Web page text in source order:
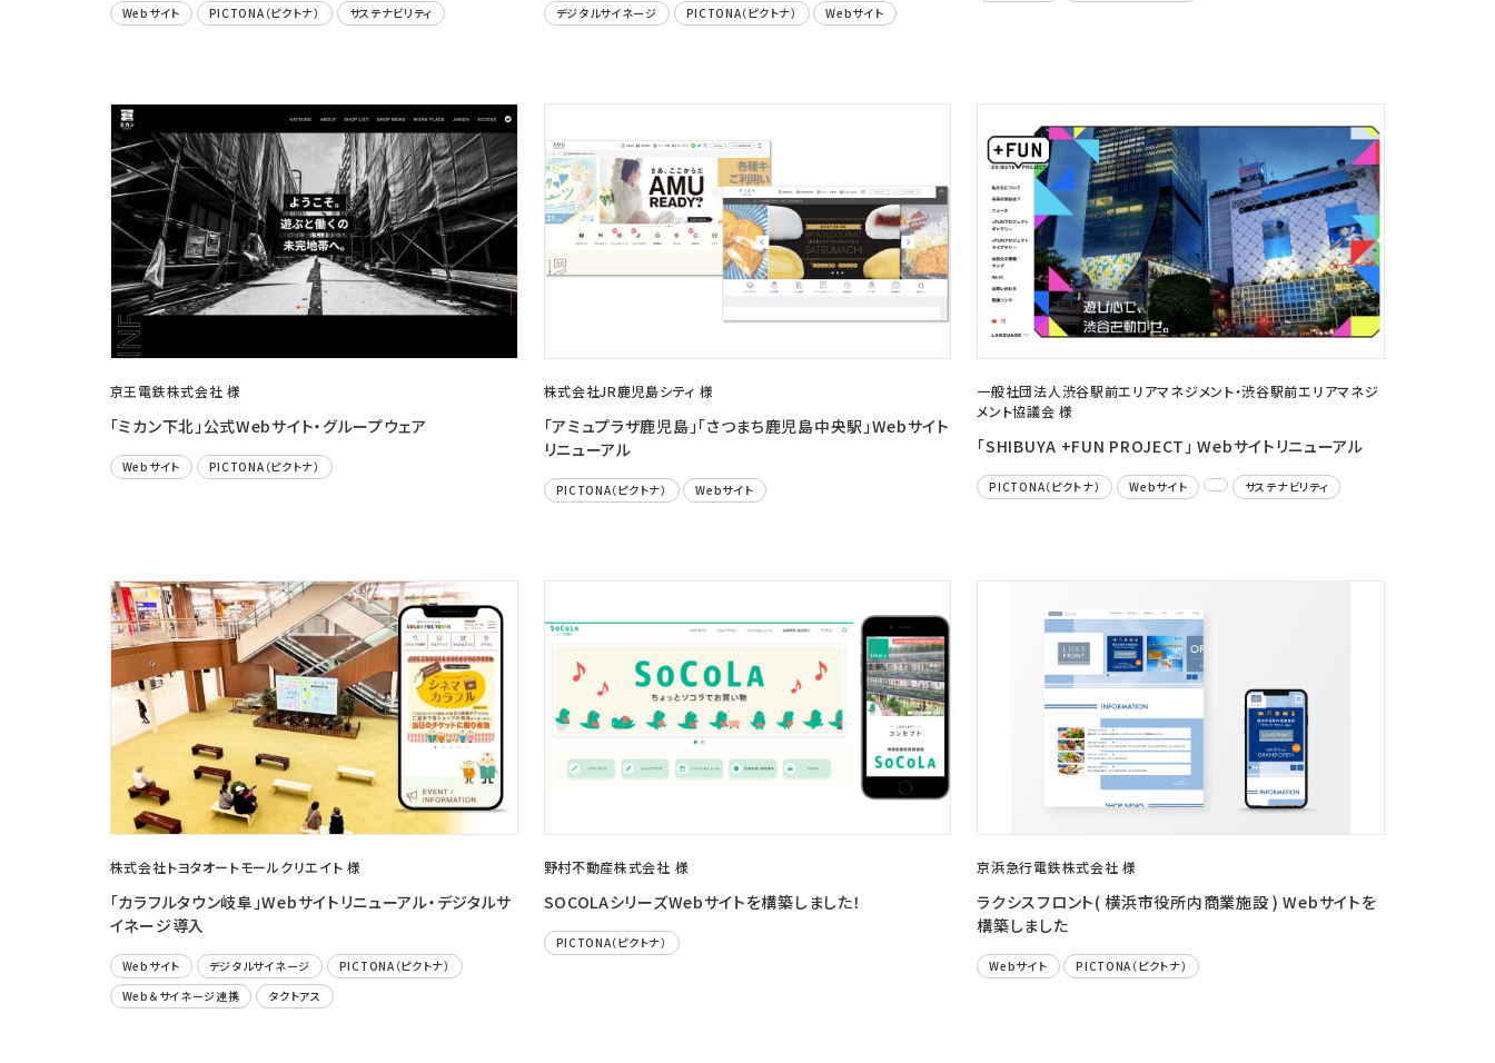
Webサイト PICTONA（ピクトナ） サステナビリティ デジタルサイネージ PICTONA（ピクトナ） Webサイト
京王電鉄株式会社 様
「ミカン下北」公式Webサイト・グループウェア
Webサイト PICTONA（ピクトナ）
株式会社JR鹿児島シティ 様
「アミュプラザ鹿児島」「さつまち鹿児島中央駅」Webサイト
リニューアル
PICTONA（ピクトナ） Webサイト
一般社団法人渋谷駅前エリアマネジメント・渋谷駅前エリアマネジ
メント協議会 様
「SHIBUYA +FUN PROJECT」 Webサイトリニューアル
PICTONA（ピクトナ） Webサイト サステナビリティ
株式会社トヨタオートモールクリエイト 様
「カラフルタウン岐阜」Webサイトリニューアル・デジタルサ
イネージ導入
Webサイト デジタルサイネージ
PICTONA（ピクトナ）
Web＆サイネージ連携
タクトアス
野村不動産株式会社 様
SOCOLAシリーズWebサイトを構築しました！
PICTONA（ピクトナ）
京浜急行電鉄株式会社 様
ラクシスフロント( 横浜市役所内商業施設 ) Webサイトを
構築しました
Webサイト PICTONA（ピクトナ）